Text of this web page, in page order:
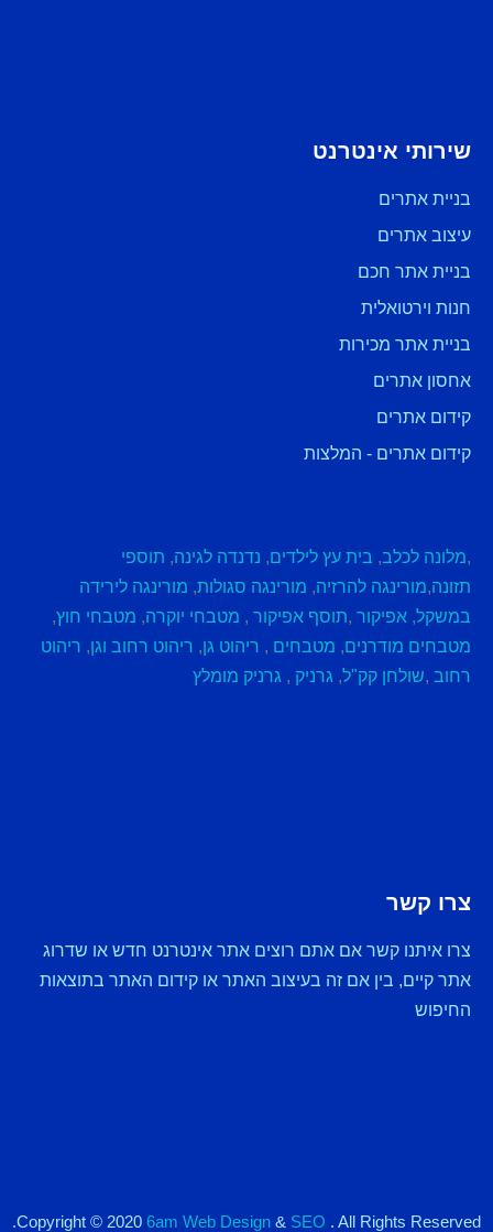
שירותי אינטרנט
בניית אתרים
עיצוב אתרים
בניית אתר חכם
חנות וירטואלית
בניית אתר מכירות
אחסון אתרים
קידום אתרים
קידום אתרים - המלצות
,מלונה לכלב, בית עץ לילדים, נדנדה לגינה, תוספי
תזונה,מורינגה להרזיה, מורינגה סגולות, מורינגה לירידה
במשקל, אפיקור ,תוסף אפיקור , מטבחי יוקרה, מטבחי חוץ,
מטבחים מודרנים, מטבחים , ריהוט גן, ריהוט רחוב וגן, ריהוט
רחוב ,שולחן קק"ל, גרניק , גרניק מומלץ
צרו קשר
צרו איתנו קשר אם אתם רוצים אתר אינטרנט חדש או שדרוג
אתר קיים, בין אם זה בעיצוב האתר או קידום האתר בתוצאות
החיפוש
Copyright © 2020 6am Web Design & SEO . All Rights Reserved.